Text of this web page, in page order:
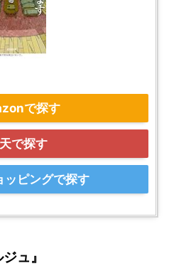
で探す
で探す
ッピングで探す
ュ』